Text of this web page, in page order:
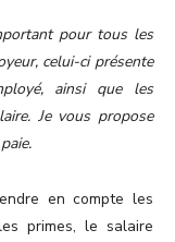
pour tous les
celui-ci présente
ainsi que les
Je vous propose
en compte les
primes, le salaire